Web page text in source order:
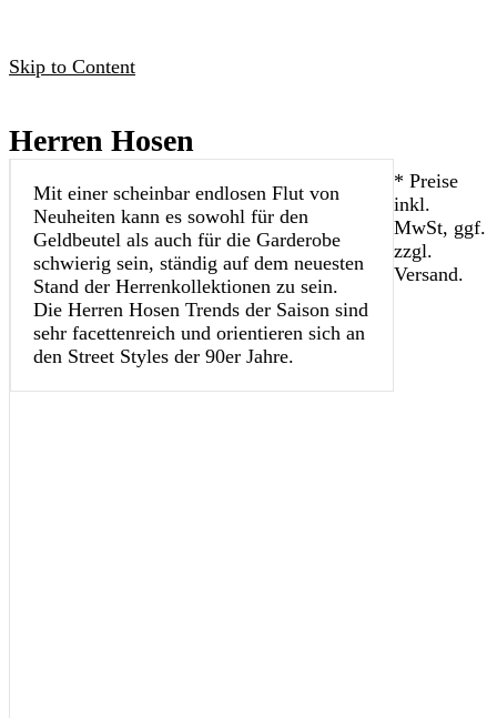
Skip to Content
Herren Hosen
Mit einer scheinbar endlosen Flut von
Neuheiten kann es sowohl für den
Geldbeutel als auch für die Garderobe
schwierig sein, ständig auf dem neuesten
Stand der Herrenkollektionen zu sein.
Die Herren Hosen Trends der Saison sind
sehr facettenreich und orientieren sich an
den Street Styles der 90er Jahre.
* Preise
inkl.
MwSt, ggf.
zzgl.
Versand.